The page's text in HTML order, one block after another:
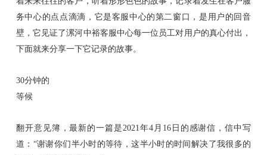
新闻动态
企业文化
人才发展
联系我们
务中心的点点滴滴 ， 它是客服中心的第二窗口，是 用户 的回音
壁，它 见证了漯河中裕客服中心每一位员工对用户的真心付出，
下面就来分享一下它记录的故事。
30分钟的
等候
翻开意见簿，最新的一篇是2021年4月16日的感谢信 ，信中写
道： “谢谢你们半小时的等待，这半小时的时间解决了我很多的